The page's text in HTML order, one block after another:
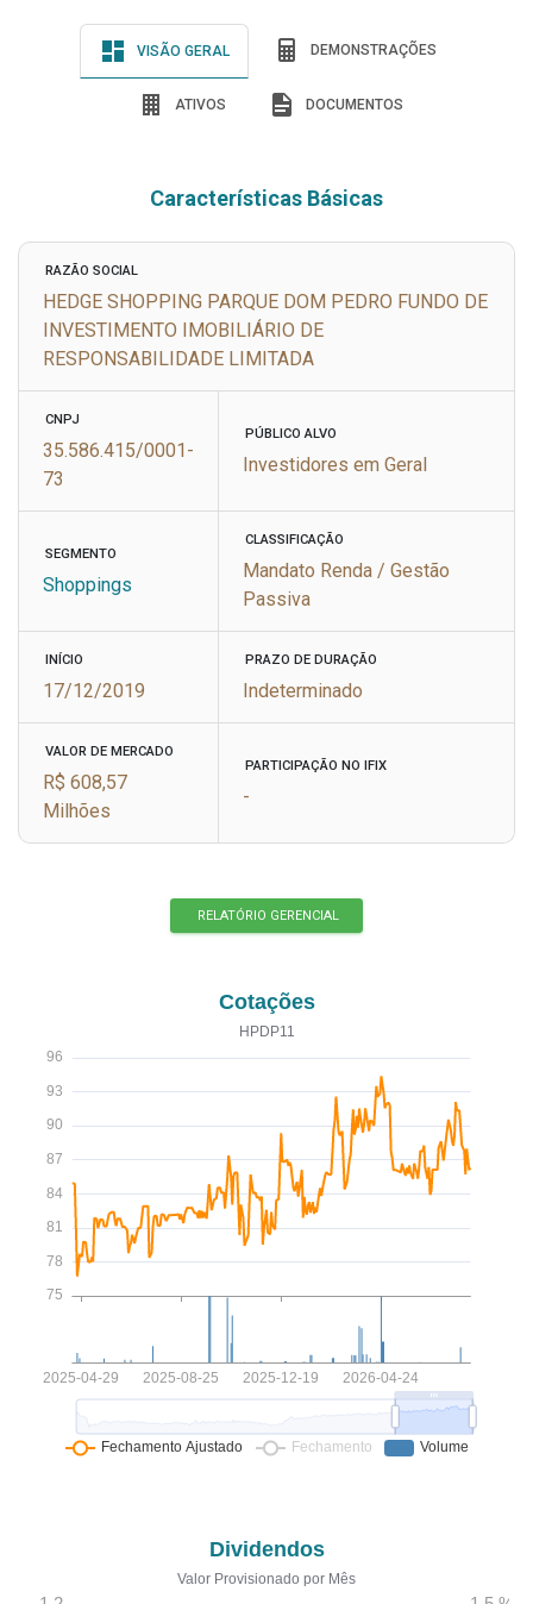
VISÃO GERAL DEMONSTRAÇÕES
ATIVOS DOCUMENTOS
Características Básicas
RAZÃO SOCIAL
HEDGE SHOPPING PARQUE DOM PEDRO FUNDO DE
INVESTIMENTO IMOBILIÁRIO DE
RESPONSABILIDADE LIMITADA
CNPJ
35.586.415/0001-
73
PÚBLICO ALVO
Investidores em Geral
SEGMENTO
Shoppings
CLASSIFICAÇÃO
Mandato Renda / Gestão
Passiva
INÍCIO
17/12/2019
PRAZO DE DURAÇÃO
Indeterminado
VALOR DE MERCADO
R$ 608,57
Milhões
PARTICIPAÇÃO NO IFIX
-
RELATÓRIO GERENCIAL